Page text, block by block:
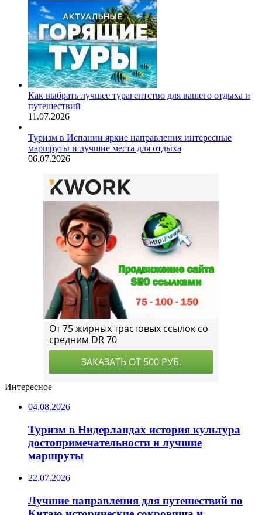
Как выбрать лучшее турагентство для вашего отдыха и
путешествий
11.07.2026
Туризм в Испании яркие направления интересные
маршруты и лучшие места для отдыха
06.07.2026
Интересное
04.08.2026
Туризм в Нидерландах история культура
достопримечательности и лучшие
маршруты
22.07.2026
Лучшие направления для путешествий по